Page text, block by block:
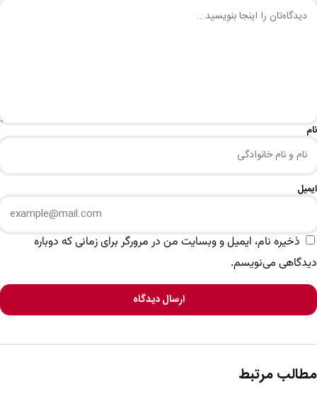
نام
ایمیل
ذخیره نام، ایمیل و وبسایت من در مرورگر برای زمانی که دوباره
دیدگاهی می‌نویسم.
ارسال دیدگاه
مطالب مرتبط